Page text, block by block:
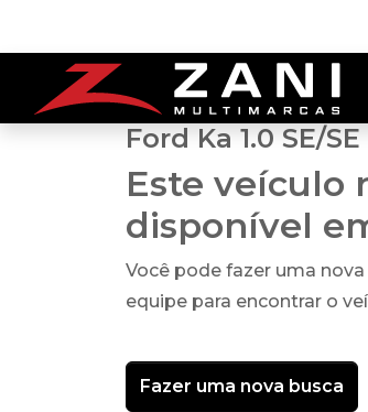
Ford Ka 1.0 SE/
Este veículo
disponível
Você pode fazer uma
equipe para encontrar o
Fazer uma nova busca